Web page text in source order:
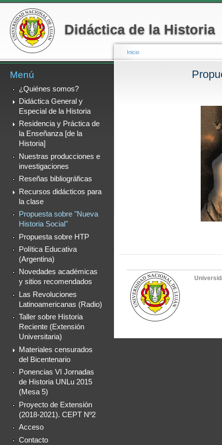
Didáctica de la Historia
Menú secundario
Menú
¿Quiénes somos?
Didáctica General y
Especial de la Historia
Residencia y Práctica de
la Enseñanza [de la
Historia]
Nuestras producciones e
investigaciones
Reseñas bibliográficas
Recursos didácticos para
la clase
Propuesta sobre "Nueva
Historia Social"
Propuesta sobre HTP
Política Educativa
(Argentina)
Novedades académicas
y sitios recomendados
Las Revoluciones
Latinoamericanas (Radio)
Taller sobre Historia
Reciente (Extensión
Universitaria)
Materiales censurados
del Bicentenario
Ponencias VI Jornadas
de Historia UNLu 2015
(Mesa 5)
Proyecto de Extensión
(2018-2021). CEPT Nº2
Acceso
Contacto
Se encuentra usted
Inicio